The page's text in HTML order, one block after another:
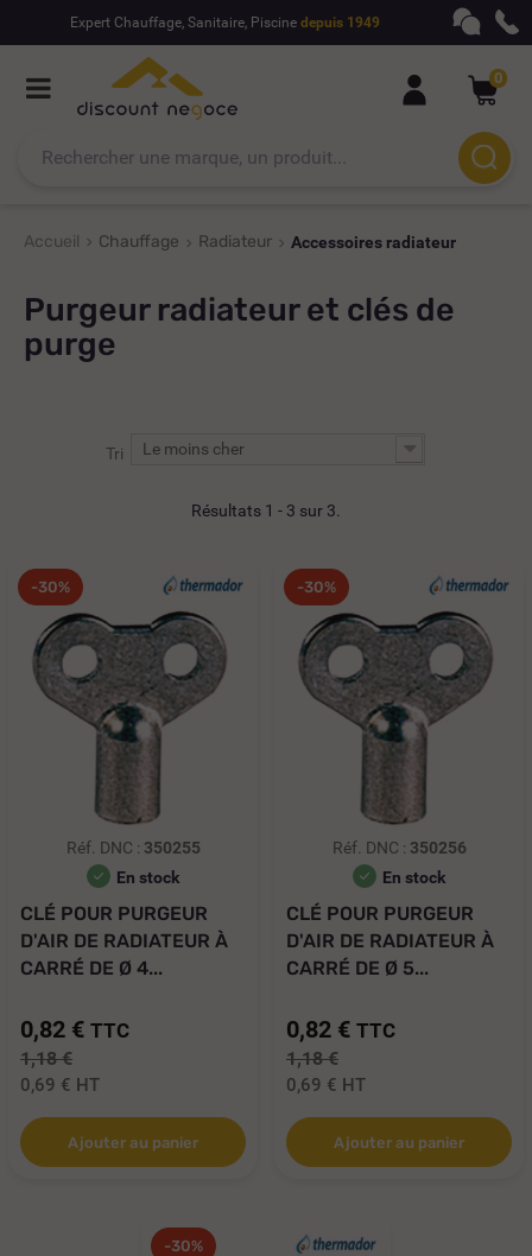
Expert Chauffage, Sanitaire, Piscine depuis 1949
0
Accueil Chauffage Radiateur Accessoires radiateur
Purgeur radiateur et clés de
purge
Tri Le moins cher
Résultats 1 - 3 sur 3.
-30%
Réf. DNC : 350255
En stock
CLÉ POUR PURGEUR
D'AIR DE RADIATEUR À
CARRÉ DE Ø 4...
0,82 € TTC
1,18 €
0,69 € HT
Ajouter au panier
-30%
Réf. DNC : 350256
En stock
CLÉ POUR PURGEUR
D'AIR DE RADIATEUR À
CARRÉ DE Ø 5...
0,82 € TTC
1,18 €
0,69 € HT
Ajouter au panier
-30%